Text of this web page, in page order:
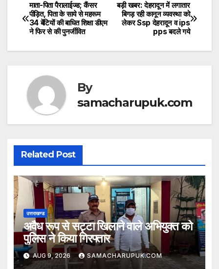
at
s
A
p
p
c
e
b
o
k
itt
er
Post
navigation
बड़ी खबर: देहरादून में लगातार
बिगड़ रही कानून व्यवस्था को
लेकर Ssp देहरादून व ips
pps बदले गये
माता-पिता पैरालाईज्ड; कैंसर
पीड़ित, पिता के साये से महरूम
34 बेंटियों की बाधित शिक्षा डीएम
ने फिर से की पुनर्जीवित
By
samacharupuk.com
Related Post
उत्तराखण्ड
अवैध रूप से सट्टा खिलाने वाले अभियुक्त को
पुलिस ने किया गिरफ्तार
AUG 9, 2026 SAMACHARUPUK.COM